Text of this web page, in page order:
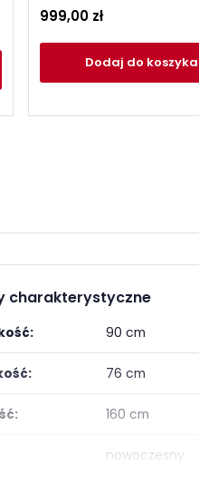
999,00 zł
Dodaj do koszyka
charakterystyczne
90 cm
76 cm
160 cm
nowoczesny